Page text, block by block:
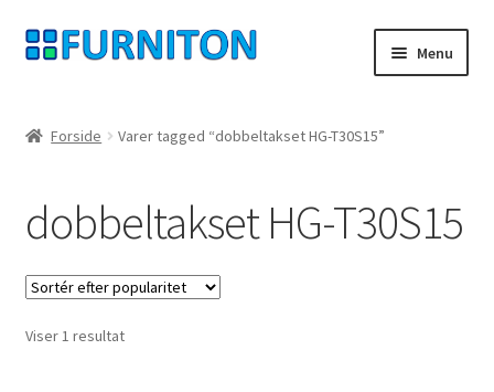
Spring
til
Spring
til
Menu
privatliv
fortrydelsesret
Kontakt
Forside Varer tagged “dobbeltakset HG-T30S15”
dobbeltakset HG-T30S15
Viser 1 resultat